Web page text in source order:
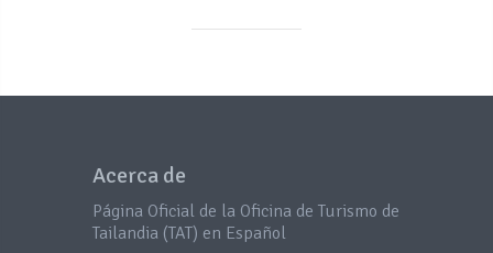
Acerca de
Página Oficial de la Oficina de Turismo de
Tailandia (TAT) en Español